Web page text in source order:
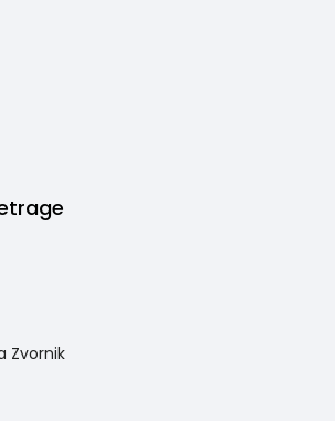
Zvornik